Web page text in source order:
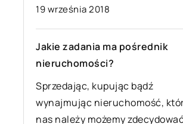
19 września 2018
Jakie zadania ma pośrednik
nieruchomości?
Sprzedając, kupując bądź
wynajmując nieruchomość,
nas należy możemy